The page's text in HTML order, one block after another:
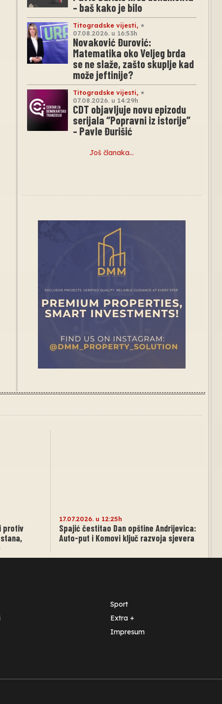
– baš kako je bilo
Titogradske vijesti,
07.08.2026. u 16:53h
Novaković Đurović:
Matematika oko Veljeg brda
se ne slaže, zašto skuplje kad
može jeftinije?
Titogradske vijesti,
07.08.2026. u 14:29h
CDT objavljuje novu epizodu
serijala “Popravni iz istorije”
– Pavle Đurišić
Još članaka…
protiv
17.07.2026. u 12:25h
Spajić čestitao Dan opštine Andrijevica:
Auto-put i Komovi ključ razvoja sjevera
Sport
Extra +
Impresum